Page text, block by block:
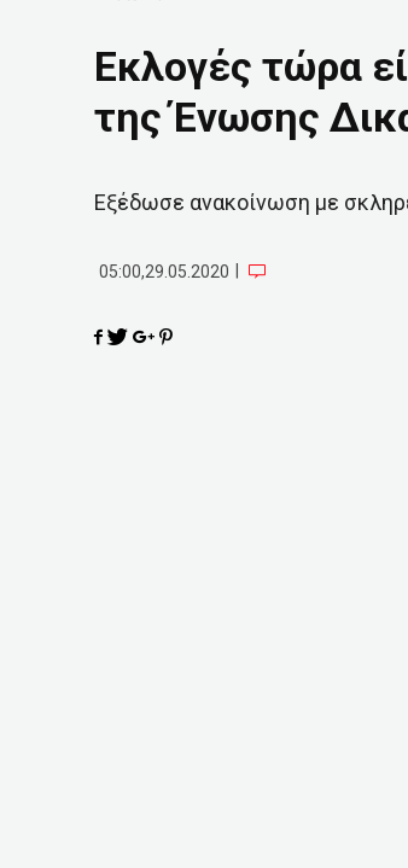
Εκλογές τώρα
της Ένωσης
Εξέδωσε ανακοίνωση με
05:00,29.05.2020